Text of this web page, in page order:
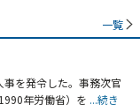
一覧
を発令した。事務次官
年労働省）を ...続き